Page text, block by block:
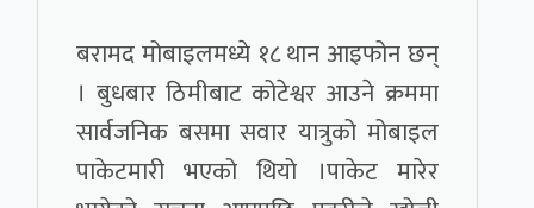
बरामद मोबाइलमध्ये १८ थान आइफोन छन्
। बुधबार ठिमीबाट कोटेश्वर आउने क्रममा
सार्वजनिक बसमा सवार यात्रुको मोबाइल
पाकेटमारी भएको थियो ।पाकेट मारेर